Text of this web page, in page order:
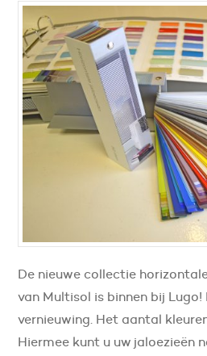
De nieuwe collectie
van Multisol is binnen bij
vernieuwing. Het aantal
Hiermee kunt u uw jaloezieën